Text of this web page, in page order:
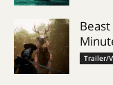
Trailer/